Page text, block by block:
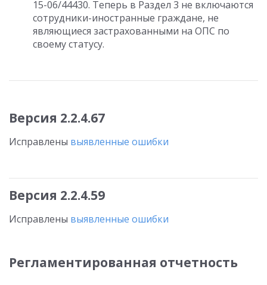
15-06/44430. Теперь в Раздел 3 не включаются
сотрудники-иностранные граждане, не
являющиеся застрахованными на ОПС по
своему статусу.
Версия 2.2.4.67
Исправлены выявленные ошибки
Версия 2.2.4.59
Исправлены выявленные ошибки
Регламентированная отчетность